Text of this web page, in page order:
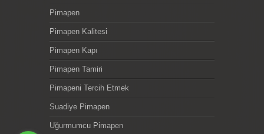
Pimapen
Pimapen Kalitesi
Pimapen Kapı
Pimapen Tamiri
Pimapeni Tercih Etmek
Suadiye Pimapen
Uğurmumcu Pimapen